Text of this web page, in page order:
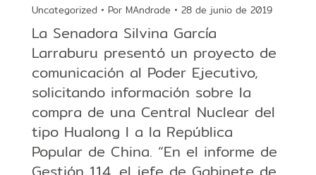
Uncategorized Por MAndrade 28 de junio de 2019
La Senadora Silvina García
Larraburu presentó un proyecto de
comunicación al Poder Ejecutivo,
solicitando información sobre la
compra de una Central Nuclear del
tipo Hualong I a la República
Popular de China. “En el informe de